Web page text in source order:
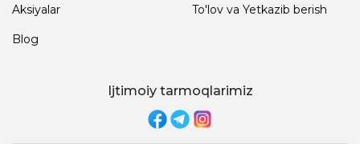
Aksiyalar
Blog
To'lov va Yetkazib berish
Ijtimoiy tarmoqlarimiz